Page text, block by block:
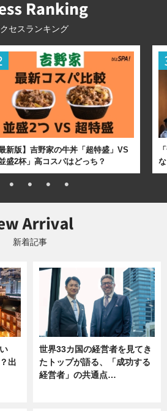
セスランキング
最新版】吉野家の牛丼「超特盛」VS
並盛2杯」高コスパはどっち？
新着記事
出
世界33カ国の経営者を見てき
たトップが語る、「成功する
経営者」の共通点…